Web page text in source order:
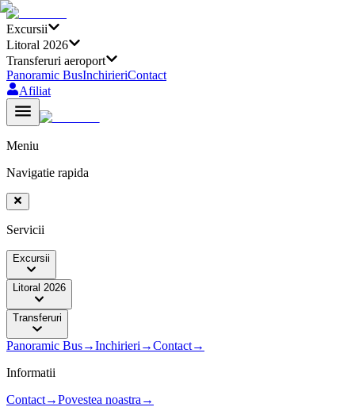
Excursii
Litoral 2026
Transferuri aeroport
Panoramic BusInchirieriContact
Afiliat
Meniu
Navigatie rapida
Servicii
Excursii
Litoral 2026
Transferuri
Panoramic Bus→Inchirieri →Contact→
Informatii
Contact→Povestea noastra →